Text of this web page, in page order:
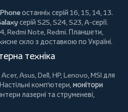
останніх серій 16, 15, 14, 13.
серій S25, S24, S23, A-серії.
Redmi Note, Redmi. Планшети,
скло з доставкою по Україні.
техніка
Acer,Asus,Dell,HP,Lenovo,MSI для
комп'ютери,монітори
лазерні та струменеві,